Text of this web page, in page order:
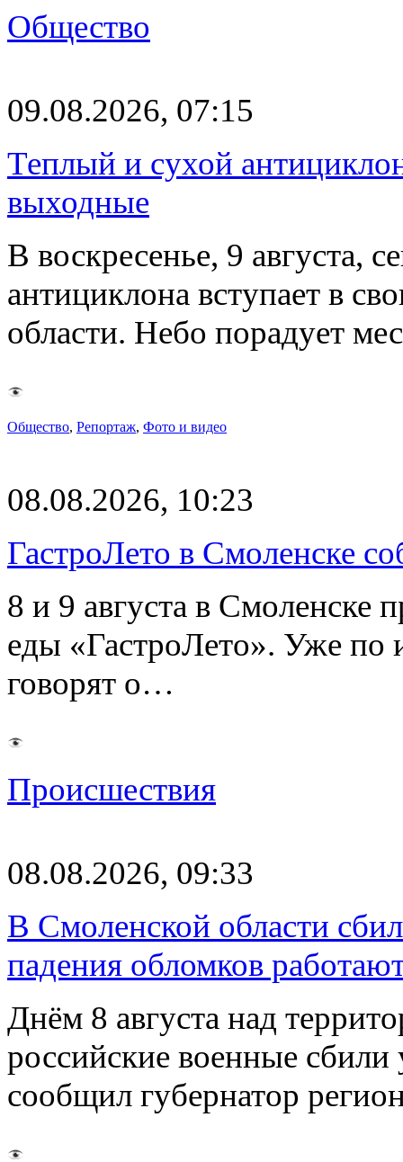
Общество
09.08.2026, 07:15
Теплый и сухой
выходные
В воскресенье, 9 августа,
антициклона вступает в
области. Небо порадует
Общество, Репортаж, Фото и видео
08.08.2026, 10:23
ГастроЛето в Смоленске
8 и 9 августа в Смоленске
еды «ГастроЛето». Уже по
говорят о…
Происшествия
08.08.2026, 09:33
В Смоленской области
падения обломков
Днём 8 августа над
российские военные
сообщил губернатор